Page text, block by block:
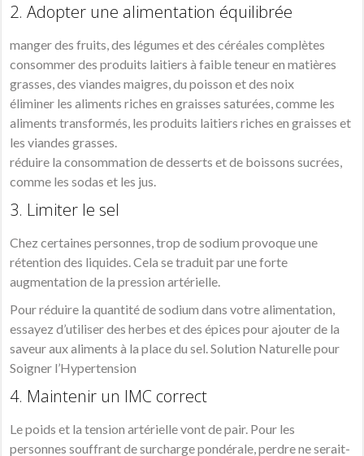
2. Adopter une alimentation équilibrée
manger des fruits, des légumes et des céréales complètes
consommer des produits laitiers à faible teneur en matières
grasses, des viandes maigres, du poisson et des noix
éliminer les aliments riches en graisses saturées, comme les
aliments transformés, les produits laitiers riches en graisses et
les viandes grasses.
réduire la consommation de desserts et de boissons sucrées,
comme les sodas et les jus.
3. Limiter le sel
Chez certaines personnes, trop de sodium provoque une
rétention des liquides. Cela se traduit par une forte
augmentation de la pression artérielle.
Pour réduire la quantité de sodium dans votre alimentation,
essayez d’utiliser des herbes et des épices pour ajouter de la
saveur aux aliments à la place du sel. Solution Naturelle pour
Soigner l’Hypertension
4. Maintenir un IMC correct
Le poids et la tension artérielle vont de pair. Pour les
personnes souffrant de surcharge pondérale, perdre ne serait-